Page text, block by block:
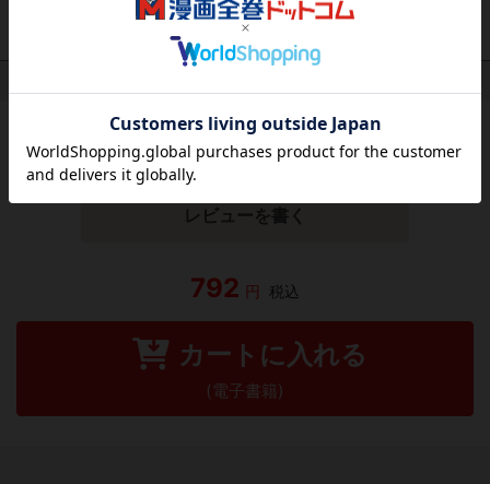
この作品にはまだレビューがありません。 今後読まれる
方のために感想を共有してもらえませんか？
レビューを書く
792 円 税込
カートに入れる
(電子書籍)